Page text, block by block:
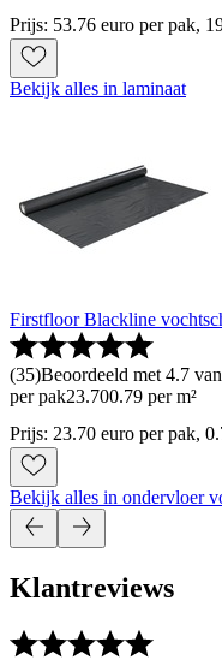
Prijs: 53.76 euro per pak,
Bekijk alles in laminaat
Firstfloor Blackline
(35)Beoordeeld met 4.7
per pak23.700.79 per m²
Prijs: 23.70 euro per pak,
Bekijk alles in ondervloer
Klantreviews